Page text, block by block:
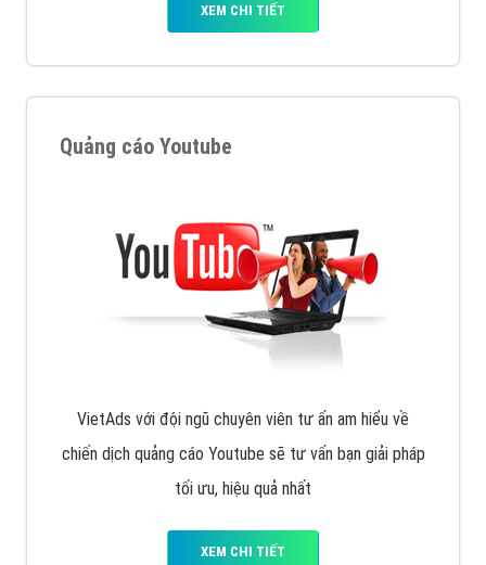
XEM CHI TIẾT
Quảng cáo Youtube
VietAds với đội ngũ chuyên viên tư ấn am hiểu về
chiến dịch quảng cáo Youtube sẽ tư vấn bạn giải pháp
tối ưu, hiệu quả nhất
XEM CHI TIẾT